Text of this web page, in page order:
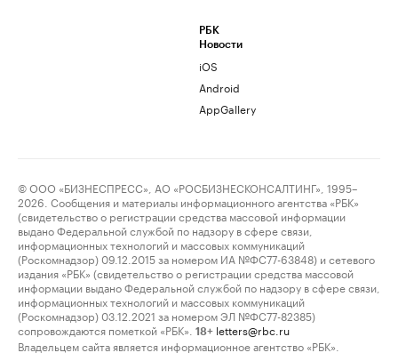
РБК
Новости
iOS
Android
AppGallery
© ООО «БИЗНЕСПРЕСС», АО «РОСБИЗНЕСКОНСАЛТИНГ», 1995–
2026. Сообщения и материалы информационного агентства «РБК»
(свидетельство о регистрации средства массовой информации
выдано Федеральной службой по надзору в сфере связи,
информационных технологий и массовых коммуникаций
(Роскомнадзор) 09.12.2015 за номером ИА №ФС77-63848) и сетевого
издания «РБК» (свидетельство о регистрации средства массовой
информации выдано Федеральной службой по надзору в сфере связи,
информационных технологий и массовых коммуникаций
(Роскомнадзор) 03.12.2021 за номером ЭЛ №ФС77-82385)
сопровождаются пометкой «РБК».
18+ letters@rbc.ru
Владельцем сайта является информационное агентство «РБК».